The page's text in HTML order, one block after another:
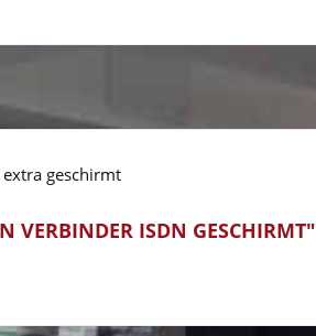
geschirmt
VERBINDER ISDN GESCHIRMT"